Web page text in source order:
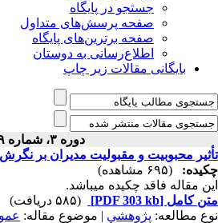
جستجو در پایگاه
صفحه پرسش‌های متداول
صفحه برترین‌های پایگاه
اطلاع‌رسانی به دوستان
بایگانی مقالات زیر چاپ
دوره ۳، شماره ۱۹ - ( شماره ۱۹ ، دوره اول ، سال سوم ، پاییز و زمستان ۱۳۹۹ ۱۳۹۹ )
تأثیر محبوبیت و مقبولیت مدیران بر
چکیده:
(۶۹۵ مشاهده)
این مقاله فاقد چکیده می​باشد.
متن کامل [PDF 303 kb]
(۵۸۵ دریافت)
نوع مطالعه: پژوهشي | موضوع مقاله: